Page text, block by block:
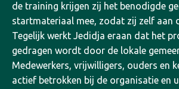
de training krijgen zij het benodigde
startmateriaal mee, zodat zij zelf aan
Tegelijk werkt Jedidja eraan dat het
gedragen wordt door de lokale
Medewerkers, vrijwilligers, ouders en
actief betrokken bij de organisatie en